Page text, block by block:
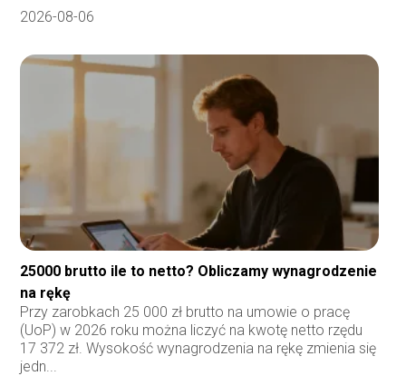
2026-08-06
25000 brutto ile to netto? Obliczamy wynagrodzenie
na rękę
Przy zarobkach 25 000 zł brutto na umowie o pracę
(UoP) w 2026 roku można liczyć na kwotę netto rzędu
17 372 zł. Wysokość wynagrodzenia na rękę zmienia się
jedn...